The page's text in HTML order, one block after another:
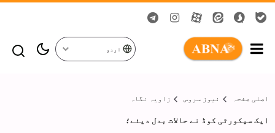
اردو
اصلی صفحہ نیوز سروس زاویہ نگاہ
ایک سیکورٹی کوڈ نے حالات بدل ديئے؛